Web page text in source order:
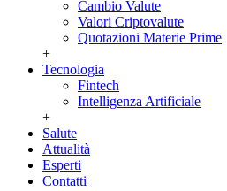
Cambio Valute
Valori Criptovalute
Quotazioni Materie Prime
+
Tecnologia
Fintech
Intelligenza Artificiale
+
Salute
Attualità
Esperti
Contatti